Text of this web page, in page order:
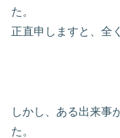
た。
正直申しますと、全
しかし、ある出来事
た。